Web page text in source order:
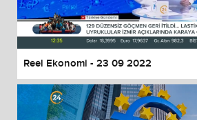
Reel Ekonomi - 23 09 2022